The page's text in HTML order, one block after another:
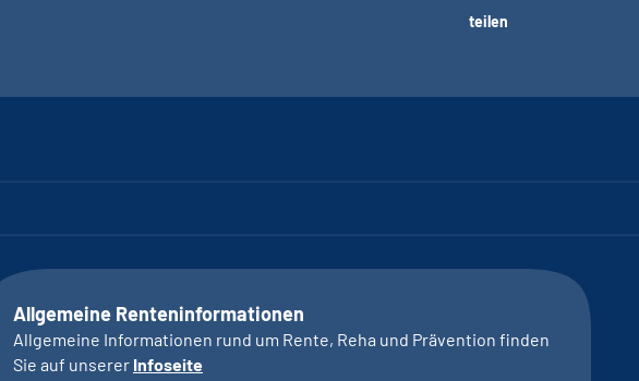
teilen
Allgemeine Renteninformationen
Allgemeine Informationen rund um Rente, Reha und Prävention finden
Sie auf unserer Infoseite